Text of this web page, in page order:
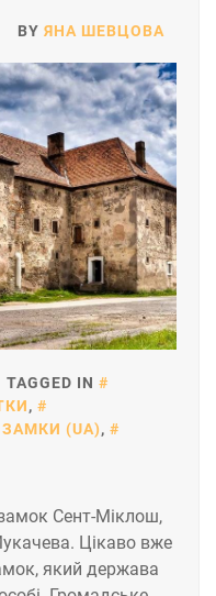
BY ЯНА ШЕВЦОВА
TAGGED IN
,
ЗАМКИ (UA),
Сент-Міклош,
Цікаво вже
який держава